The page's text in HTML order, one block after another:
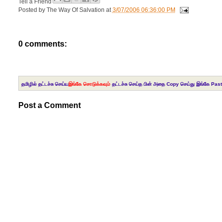
Tell a Friend
Posted by The Way Of Salvation at 3/07/2006 06:36:00 PM
0 comments:
தமிழில் தட்டச்சு செய்யஇங்கே சொடுக்கவும் தட்டச்சு செய்த பின் அதை Copy செய்து இங்கே
Post a Comment